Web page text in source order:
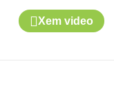
Xem video